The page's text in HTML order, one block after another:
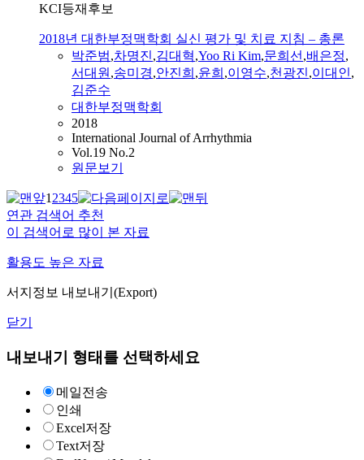
KCI등재후보
2018년 대한부정맥학회 실신 평가 및 치료 지침 – 총론
박준범,차명진,김대혁,Yoo Ri Kim,문희선,배은정,
서대원,송미경,안진희 ,윤희 ,이영수,천광진,이대인,
김준수
대한부정맥학회
2018
International Journal of Arrhythmia
Vol.19 No.2
원문보기
12345
연관 검색어 추천
이 검색어로 많이 본 자료
활용도 높은 자료
서지정보 내보내기(Export)
닫기
내보내기 형태를 선택하세요
메일전송
인쇄
Excel저장
Text저장